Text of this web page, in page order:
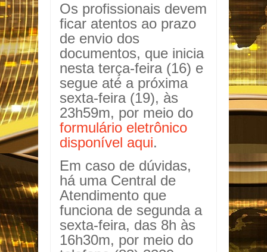
Os profissionais devem
ficar atentos ao prazo
de envio dos
documentos, que inicia
nesta terça-feira (16) e
segue até a próxima
sexta-feira (19), às
23h59m, por meio do
formulário eletrônico
disponível aqui.
Em caso de dúvidas,
há uma Central de
Atendimento que
funciona de segunda a
sexta-feira, das 8h às
16h30m, por meio do